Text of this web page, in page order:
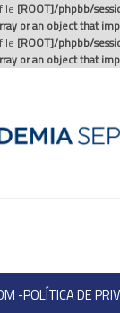
[ROOT]/phpbb/
or an object that
[ROOT]/phpbb/
or an object that
-POLÍTICA DE